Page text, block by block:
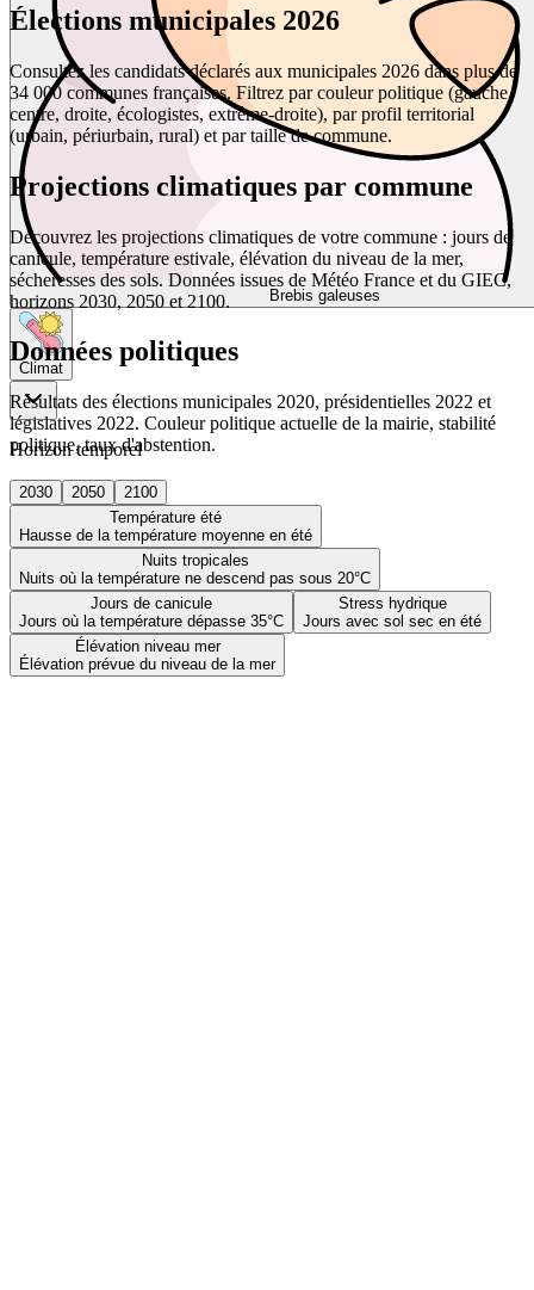
Brebis galeuses
Climat
Horizon temporel
2030 2050
2100
Température été
Hausse de la température moyenne en été
Nuits tropicales
Nuits où la température ne descend pas sous 20°C
Jours de canicule
Jours où la température dépasse 35°C
Stress hydrique
Jours avec sol sec en été
Élévation niveau mer
Élévation prévue du niveau de la mer
Élections municipales 2026
Consultez les candidats déclarés aux municipales 2026 dans plus de
34 000 communes françaises. Filtrez par couleur politique (gauche,
centre, droite, écologistes, extrême-droite), par profil territorial
(urbain, périurbain, rural) et par taille de commune.
Projections climatiques par commune
Découvrez les projections climatiques de votre commune : jours de
canicule, température estivale, élévation du niveau de la mer,
sécheresses des sols. Données issues de Météo France et du GIEC,
horizons 2030, 2050 et 2100.
Données politiques
Résultats des élections municipales 2020, présidentielles 2022 et
législatives 2022. Couleur politique actuelle de la mairie, stabilité
politique, taux d'abstention.